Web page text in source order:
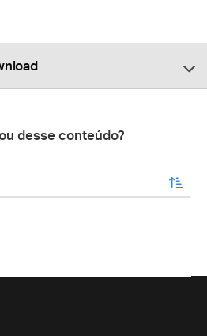
desse conteúdo?
enviar